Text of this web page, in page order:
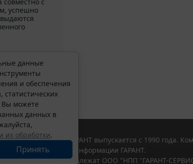
успешно
квалификации
данные
и обеспечения
статистических
Вы можете
данных в
их обработки.
Принять
2026. Система ГАРАНТ выпускается с 1990 года.
правовой информации ГАРАНТ.
ГАРАНТ.РУ принадлежат ООО "НПП "ГАРАНТ-